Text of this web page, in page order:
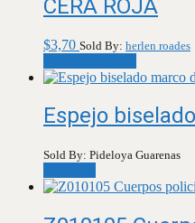
CERA ROJA
$3,70 Sold By: herlen roades
Espejo
Sold By: Pideloya Guarenas